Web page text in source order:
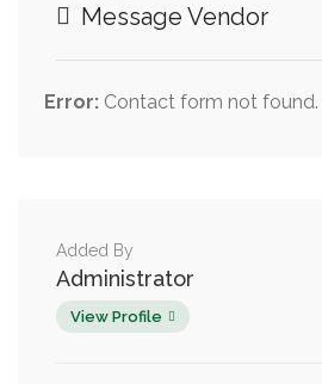
Message Vendor
Error: Contact form not found.
Added By
Administrator
View Profile